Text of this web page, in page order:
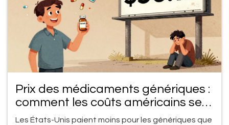
Prix des médicaments génériques :
comment les coûts américains se
comparent au reste du monde
Les États-Unis paient moins pour les génériques que